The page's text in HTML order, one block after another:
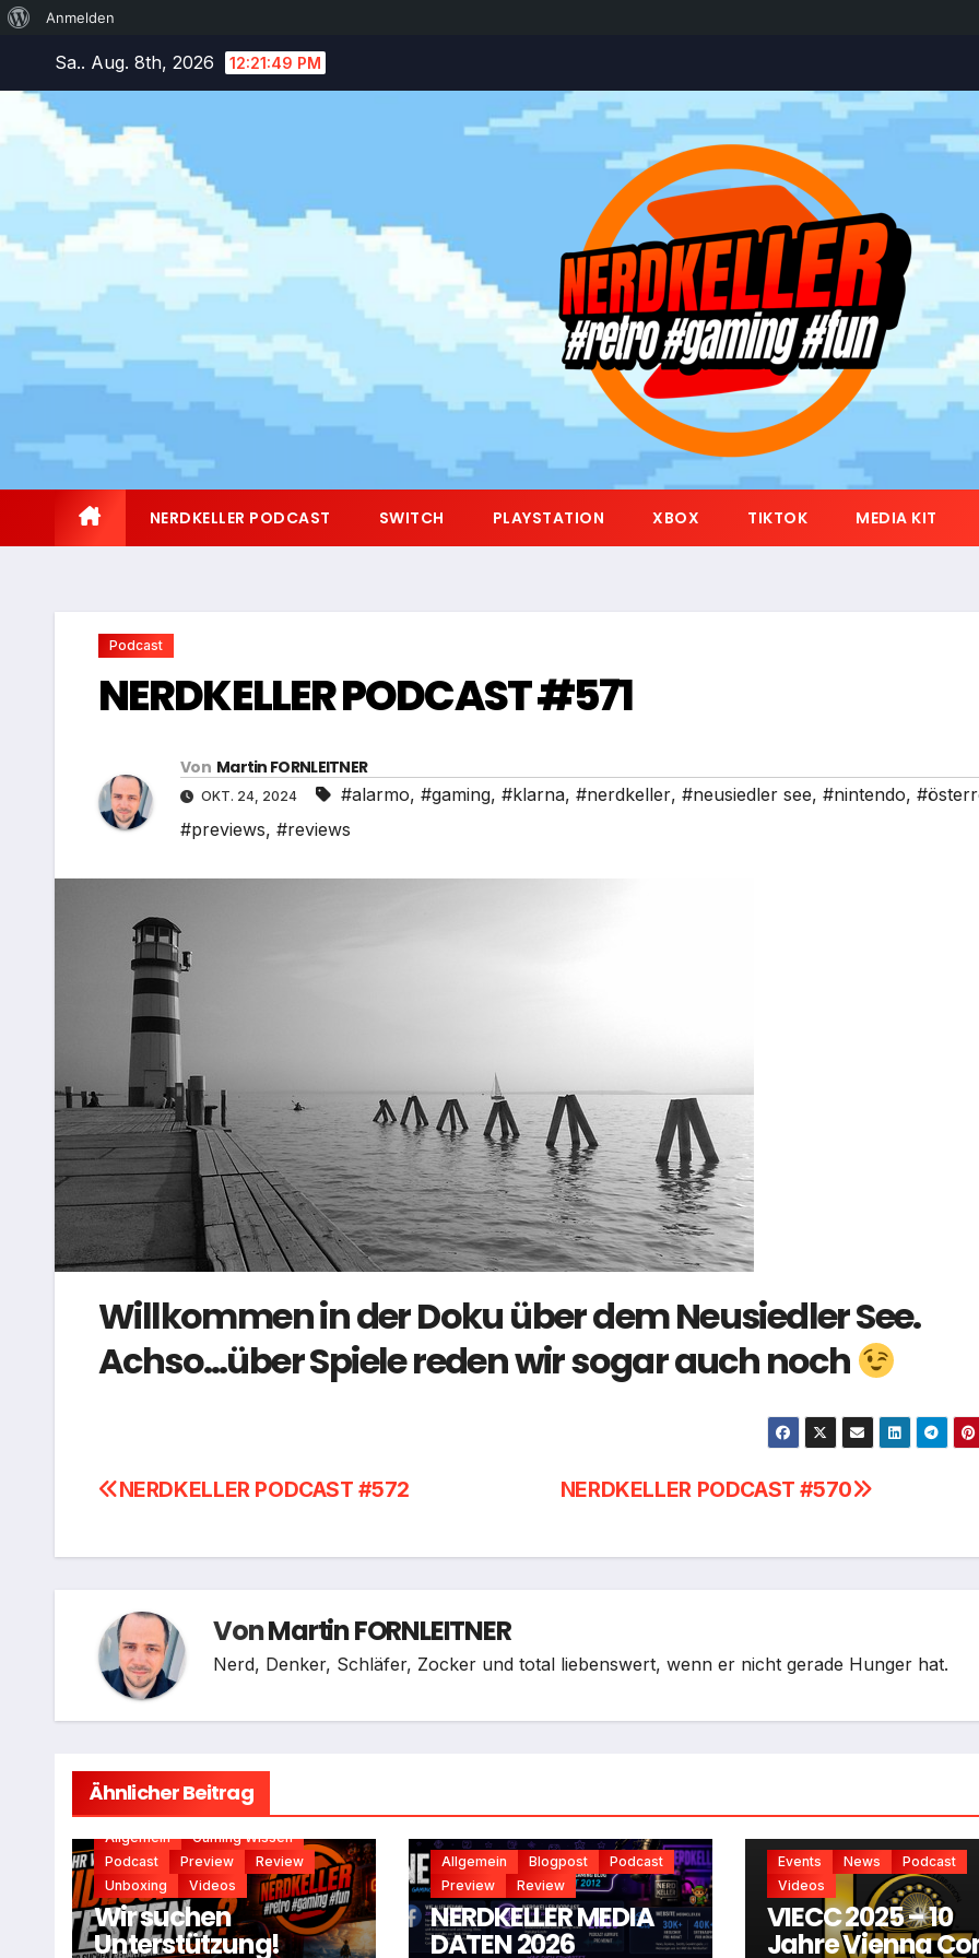
Über
Anmelden
springen
Sa.. Aug. 8th, 2026 12:21:50 PM
NERDKELLER PODCAST SWITCH PLAYSTATION XBOX TIKTOK MEDIA KIT
Podcast
NERDKELLER PODCAST #571
Von Martin FORNLEITNER
OKT. 24, 2024 #alarmo, #gaming, #klarna, #nerdkeller, #neusiedler see, #nintendo,
#previews, #reviews
Willkommen in der Doku über dem Neusiedler See.
Achso…über Spiele reden wir sogar auch noch
Beitragsnavigation NERDKELLER PODCAST #570
NERDKELLER PODCAST #572
VonMartin FORNLEITNER
Nerd, Denker, Schläfer, Zocker und total liebenswert, wenn er nicht gerade Hunger hat.
Ähnlicher Beitrag
Allgemein
Gaming Wissen
Podcast
Preview
Review
Unboxing
Videos
Wir suchen
Unterstützung!
Allgemein Blogpost
Podcast
Preview
Review
NERDKELLER MEDIA
DATEN 2026
Events News
Podcast
Videos
VIECC 2025 – 10
Jahre Vienna